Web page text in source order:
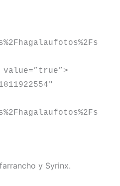
value=”true”>
y Syrinx.